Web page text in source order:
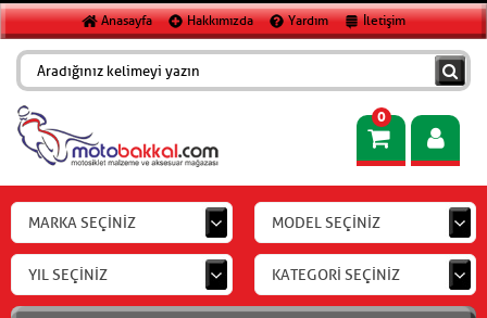
Anasayfa Hakkımızda Yardım İletişim
0
MARKA SEÇİNİZ MODEL SEÇİNİZ
YIL SEÇİNİZ KATEGORİ SEÇİNİZ